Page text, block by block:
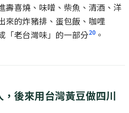
壽喜燒、味噌、柴魚、清酒、洋
來的炸豬排、蛋包飯、咖哩
「老台灣味」的一部分20 。
後來用台灣黃豆做四川